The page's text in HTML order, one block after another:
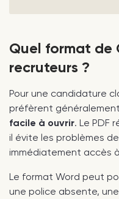
Quel format de
recruteurs ?
Pour une candidature
préfèrent
facile à ouvrir. Le PDF
il évite les problèmes
immédiatement accès
Le format Word peut
une police absente,